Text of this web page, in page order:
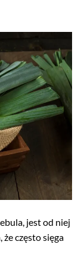
jest od niej
często sięga